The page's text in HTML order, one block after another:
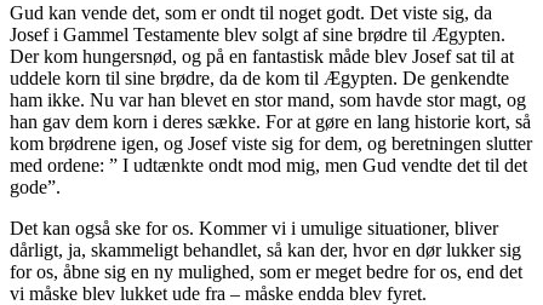
Gud kan vende det, som er ondt til noget godt. Det viste sig, da
Josef i Gammel Testamente blev solgt af sine brødre til Ægypten.
Der kom hungersnød, og på en fantastisk måde blev Josef sat til at
uddele korn til sine brødre, da de kom til Ægypten. De genkendte
ham ikke. Nu var han blevet en stor mand, som havde stor magt, og
han gav dem korn i deres sække. For at gøre en lang historie kort, så
kom brødrene igen, og Josef viste sig for dem, og beretningen slutter
med ordene: ” I udtænkte ondt mod mig, men Gud vendte det til det
gode”.
Det kan også ske for os. Kommer vi i umulige situationer, bliver
dårligt, ja, skammeligt behandlet, så kan der, hvor en dør lukker sig
for os, åbne sig en ny mulighed, som er meget bedre for os, end det
vi måske blev lukket ude fra – måske endda blev fyret.